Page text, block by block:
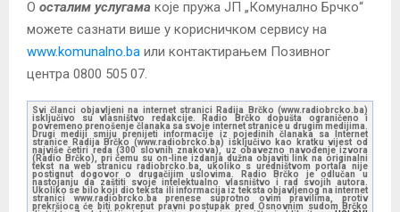
О осталим услугама које пружа ЈП „Комунално Брчко“
можете сазнати више у корисничком сервису на
www.komunalno.ba или контактирањем Позивног
центра 0800 505 07.
Svi članci objavljeni na internet stranici Radija Brčko (www.radiobrcko.ba)
isključivo su vlasništvo redakcije. Radio Brčko dopušta ograničeno i
povremeno prenošenje članaka sa svoje internet stranice u drugim medijima.
Drugi mediji smiju prenijeti informacije iz pojedinih članaka sa Internet
stranice Radija Brčko (www.radiobrcko.ba) isključivo kao kratku vijest od
najviše četiri reda (300 slovnih znakova), uz obavezno navođenje izvora
(Radio Brčko), pri čemu su on-line izdanja dužna objaviti link na originalni
tekst na web stranicu radiobrcko.ba, ukoliko s uredništvom portala nije
postignut dogovor o drugačijim uslovima. Radio Brčko je odlučan u
nastojanju da zaštiti svoje intelektualno vlasništvo i rad svojih autora.
Ukoliko se bilo koji dio teksta ili informacija iz teksta objavljenog na internet
stranici www.radiobrcko.ba prenese suprotno ovim pravilima, protiv
prekršioca će biti pokrenut pravni postupak pred Osnovnim sudom Brčko